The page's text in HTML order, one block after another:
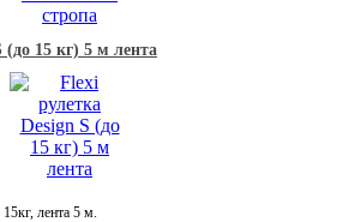
(до 15 кг) 5 м лента
лента 5 м.